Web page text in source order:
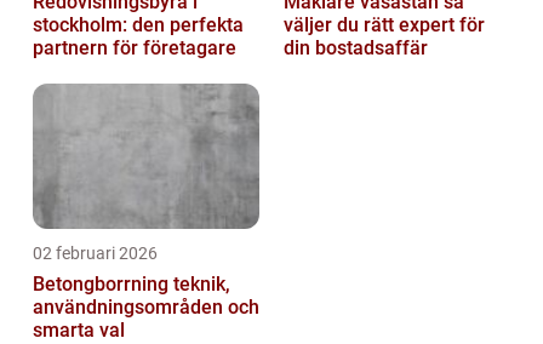
stockholm: den perfekta
partnern för företagare
väljer du rätt expert för
din bostadsaffär
02 februari 2026
Betongborrning teknik,
användningsområden och
smarta val